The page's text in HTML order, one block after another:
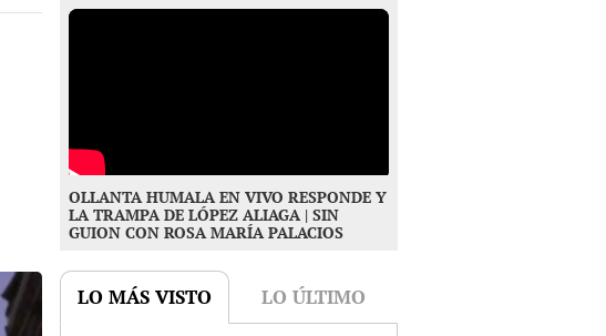
OLLANTA HUMALA EN VIVO RESPONDE Y
LA TRAMPA DE LÓPEZ ALIAGA | SIN
GUION CON ROSA MARÍA PALACIOS
LO MÁS VISTO LO ÚLTIMO